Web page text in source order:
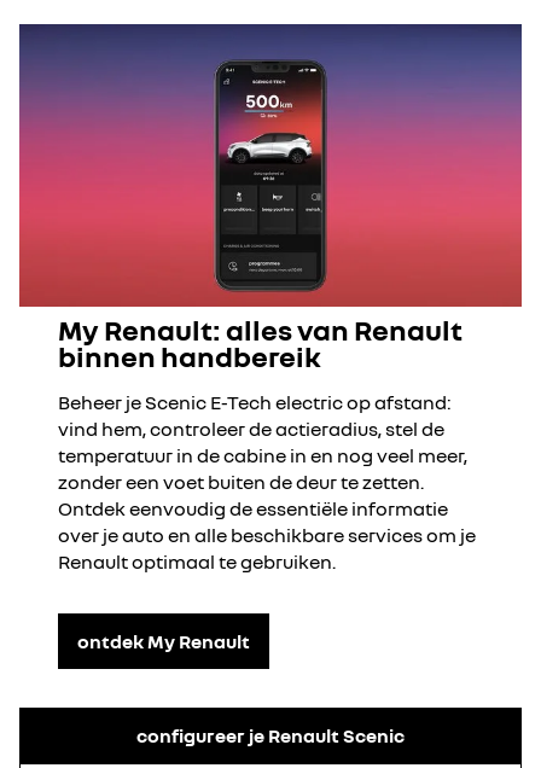
My Renault: alles van Renault
binnen handbereik
Beheer je Scenic E-Tech electric op afstand:
vind hem, controleer de actieradius, stel de
temperatuur in de cabine in en nog veel meer,
zonder een voet buiten de deur te zetten.
Ontdek eenvoudig de essentiële informatie
over je auto en alle beschikbare services om je
Renault optimaal te gebruiken.
ontdek My Renault
configureer je Renault Scenic